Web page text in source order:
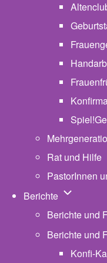
Rat und Hilfe
PastorInnen
Berichte
Berichte und
Berichte und
Konfi-